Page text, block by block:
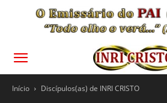
Início Discípulos(as) de INRI CRISTO